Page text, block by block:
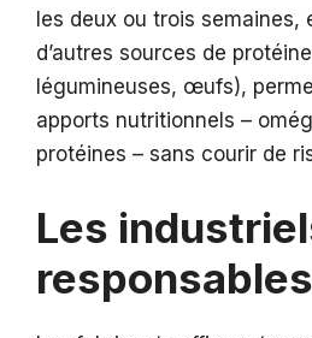
les deux ou trois
d’autres sources de
légumineuses, œufs),
apports nutritionnels –
protéines – sans courir de
Les